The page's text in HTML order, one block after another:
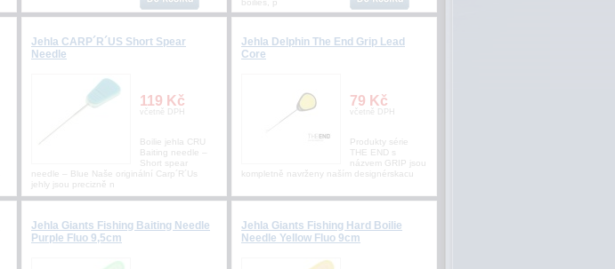
boilies, p
Jehla CARP´R´US Short Spear
Needle
119 Kč
včetně DPH
Boilie jehla CRU
Baiting needle –
Short spear
needle – Blue Naše originální Carp´R´Us
jehly jsou precizně n
Jehla Delphin The End Grip Lead
Core
79 Kč
včetně DPH
Produkty série
THE END s
názvem GRIP jsou
kompletně navrženy naším designérskacu
Jehla Giants Fishing Baiting Needle
Purple Fluo 9,5cm
Jehla Giants Fishing Hard Boilie
Needle Yellow Fluo 9cm